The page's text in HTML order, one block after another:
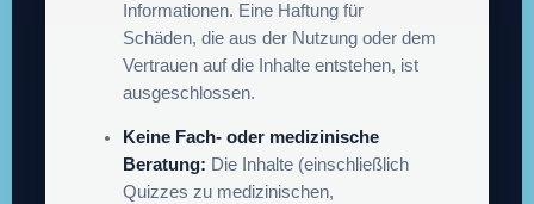
Informationen. Eine Haftung für
Schäden, die aus der Nutzung oder dem
Vertrauen auf die Inhalte entstehen, ist
ausgeschlossen.
Keine Fach- oder medizinische
Beratung: Die Inhalte (einschließlich
Quizzes zu medizinischen,